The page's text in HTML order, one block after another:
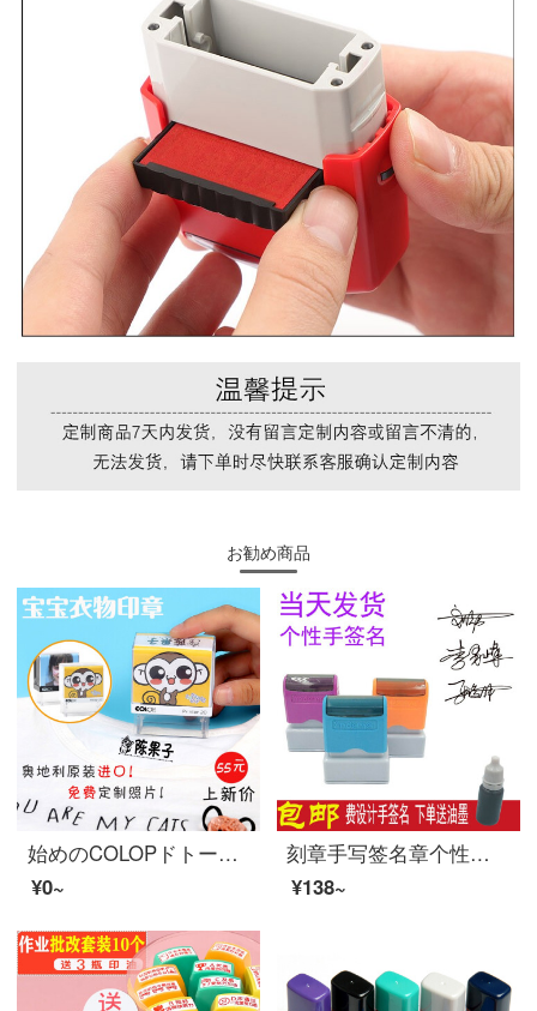
お勧め商品
始めのCOLOPドトーンと同じ幼稚園の名前は赤ちゃんの名前を貼って防水と洗濯の印鑑を押して、子供の入学祝いに黒い印影P 20（印痕サイズ38*14 MM）を押します。
¥0~
刻章手写签名章个性艺术定刻签字手签章名字姓名印章签名神器定做 30*10MM(外壳随机）
¥138~